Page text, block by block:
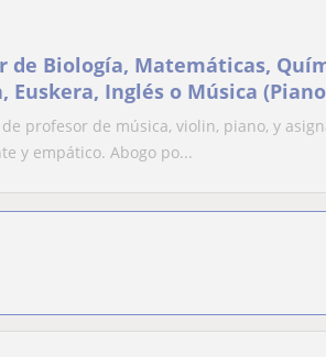
de Biología, Matemáticas,
Euskera, Inglés o Música
profesor de música, violin, piano, y
y empático. Abogo po...